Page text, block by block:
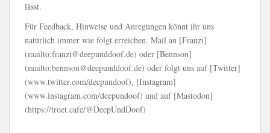
lässt.
Für Feedback, Hinweise und Anregungen könnt ihr uns
natürlich immer wie folgt erreichen. Mail an [Franzi]
(mailto:franzi@deepunddoof.de) oder [Bennson]
(mailto:bennson@deepunddoof.de) oder folgt uns auf [Twitter]
(www.twitter.com/deepundoof), [Instagram]
(www.instagram.com/deepundoof) und auf [Mastodon]
(https://troet.cafe/@DeepUndDoof)